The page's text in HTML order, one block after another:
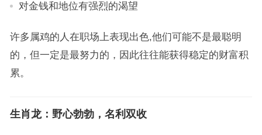
对金钱和地位有强烈的渴望
许多属鸡的人在职场上表现出色,他们可能不是最聪明
的，但一定是最努力的，因此往往能获得稳定的财富积
累。
生肖龙：野心勃勃，名利双收